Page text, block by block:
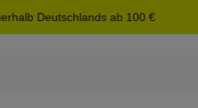
Deutschlands ab 100 €